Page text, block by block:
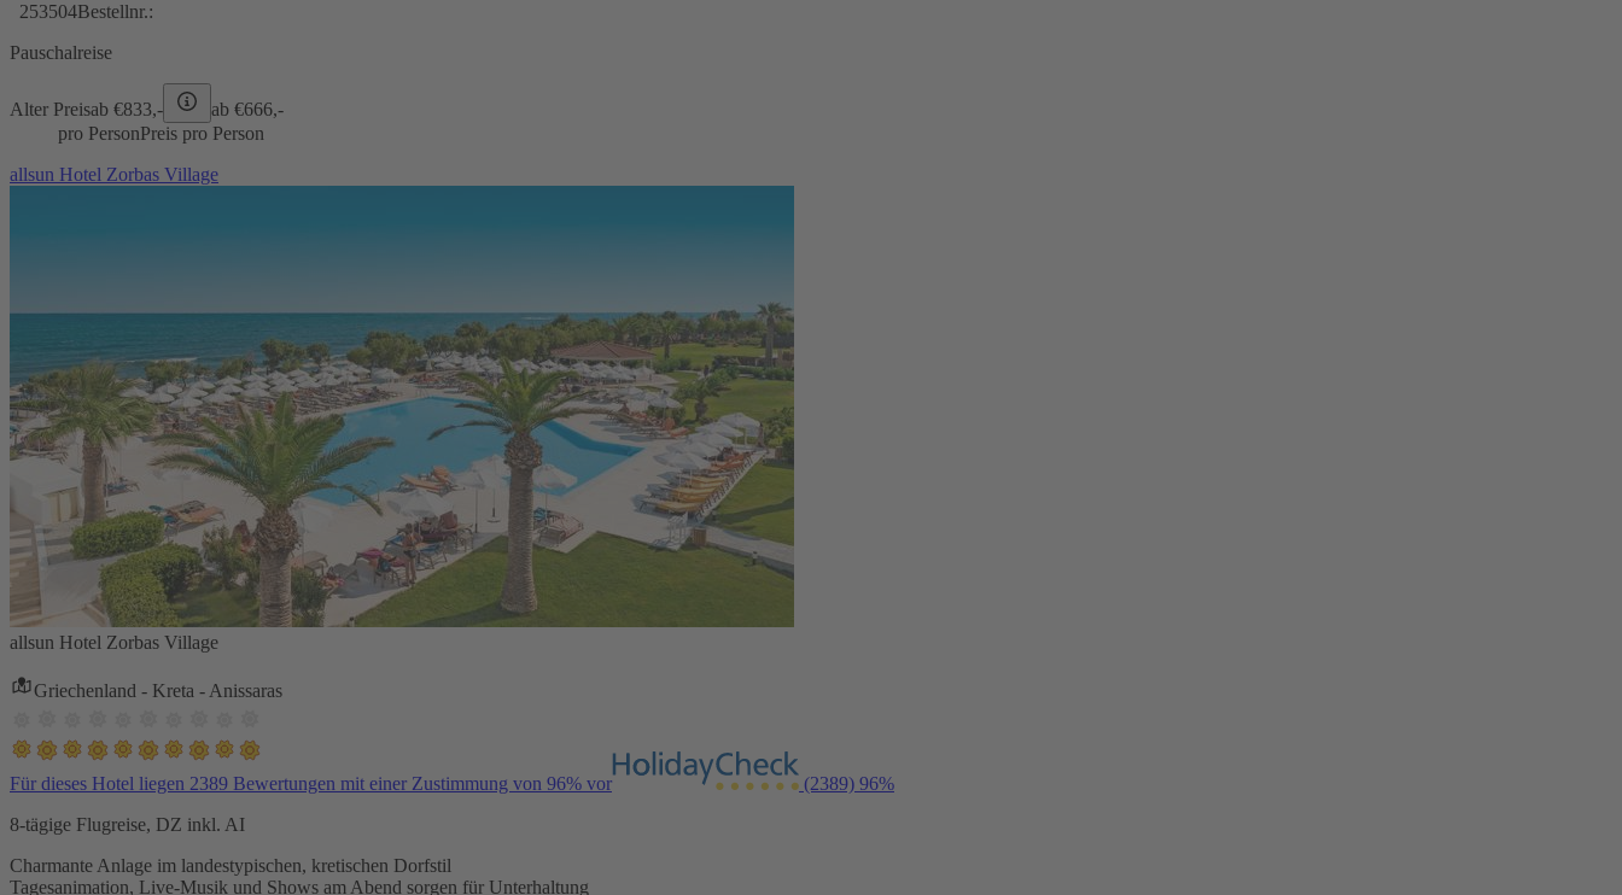
253504Bestellnr.:
Pauschalreise
Alter Preisab €833,- ab €666,-
pro PersonPreis pro Person
allsun Hotel Zorbas Village
allsun Hotel Zorbas Village
Griechenland - Kreta - Anissaras
Für dieses Hotel liegen 2389 Bewertungen mit einer Zustimmung von 96% vor (2389) 96%
8-tägige Flugreise, DZ inkl. AI
Charmante Anlage im landestypischen, kretischen Dorfstil
Tagesanimation, Live-Musik und Shows am Abend sorgen für Unterhaltung